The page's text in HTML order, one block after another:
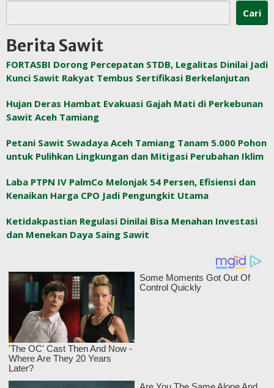
Cari
Berita Sawit
FORTASBI Dorong Percepatan STDB, Legalitas Dinilai Jadi
Kunci Sawit Rakyat Tembus Sertifikasi Berkelanjutan
Hujan Deras Hambat Evakuasi Gajah Mati di Perkebunan
Sawit Aceh Tamiang
Petani Sawit Swadaya Aceh Tamiang Tanam 5.000 Pohon
untuk Pulihkan Lingkungan dan Mitigasi Perubahan Iklim
Laba PTPN IV PalmCo Melonjak 54 Persen, Efisiensi dan
Kenaikan Harga CPO Jadi Pengungkit Utama
Ketidakpastian Regulasi Dinilai Bisa Menahan Investasi
dan Menekan Daya Saing Sawit